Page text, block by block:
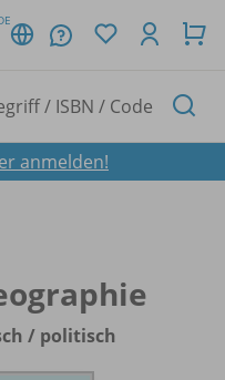
anmelden!
/ politisch